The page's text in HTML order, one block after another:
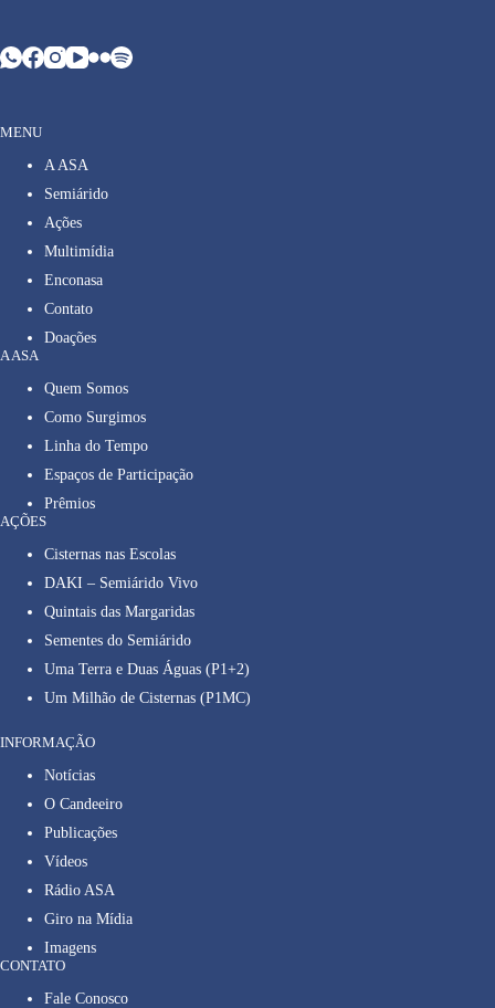
MENU
A ASA
Semiárido
Ações
Multimídia
Enconasa
Contato
Doações
A ASA
Quem Somos
Como Surgimos
Linha do Tempo
Espaços de Participação
Prêmios
AÇÕES
Cisternas nas Escolas
DAKI – Semiárido Vivo
Quintais das Margaridas
Sementes do Semiárido
Uma Terra e Duas Águas (P1+2)
Um Milhão de Cisternas (P1MC)
INFORMAÇÃO
Notícias
O Candeeiro
Publicações
Vídeos
Rádio ASA
Giro na Mídia
Imagens
CONTATO
Fale Conosco